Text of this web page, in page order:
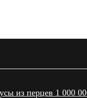
из перцев 1 000